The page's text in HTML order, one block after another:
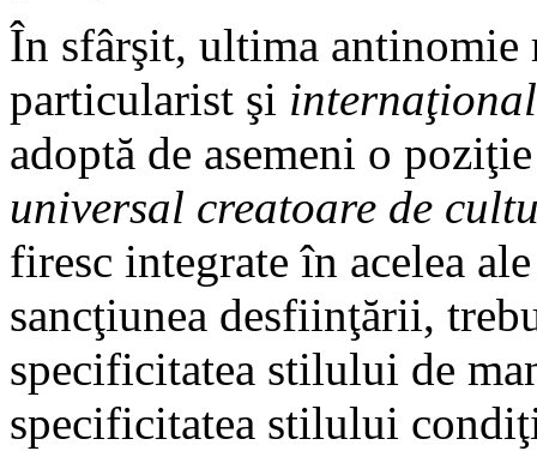
În sfârşit, ultima
particularist şi
adoptă de asemeni o
universal creatoare de
firesc integrate în acelea
sancţiunea desfiinţării,
specificitatea stilului de
specificitatea stilului